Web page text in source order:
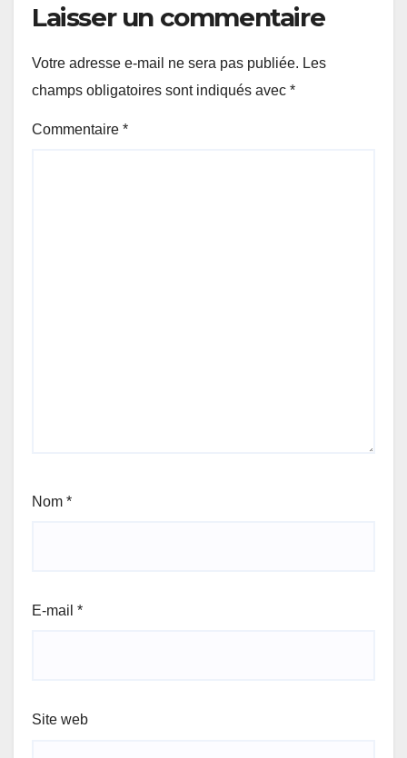
Laisser un commentaire
Votre adresse e-mail ne sera pas publiée. Les
champs obligatoires sont indiqués avec *
Commentaire *
Nom *
E-mail *
Site web